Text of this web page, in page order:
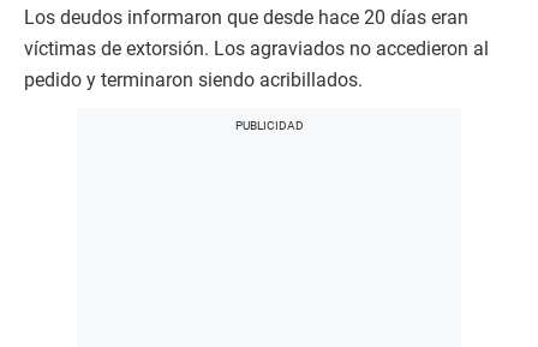
Los deudos informaron que desde hace 20 días eran
víctimas de extorsión. Los agraviados no accedieron al
pedido y terminaron siendo acribillados.